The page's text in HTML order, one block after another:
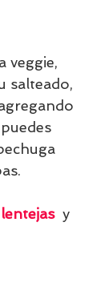
veggie,
salteado,
y